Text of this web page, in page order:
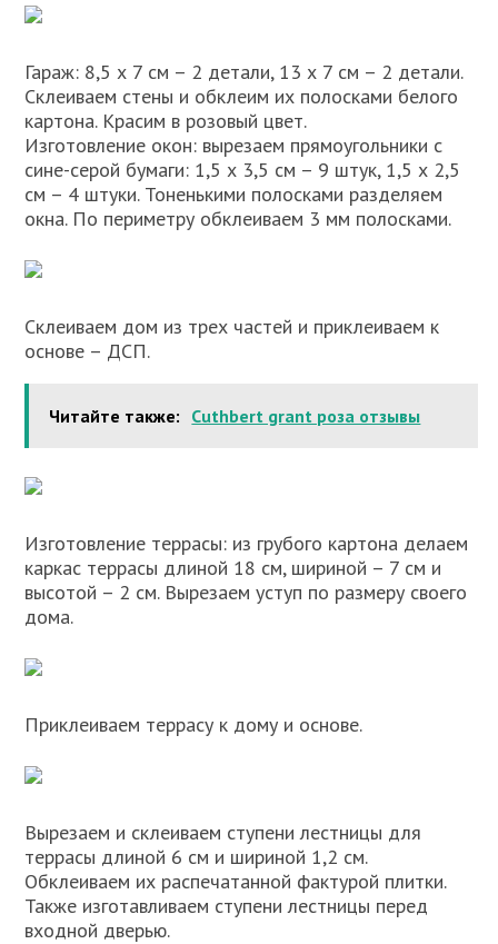
Гараж: 8,5 х 7 см – 2 детали, 13 х 7 см – 2 детали.
Склеиваем стены и обклеим их полосками белого
картона. Красим в розовый цвет.
Изготовление окон: вырезаем прямоугольники с
сине-серой бумаги: 1,5 х 3,5 см – 9 штук, 1,5 х 2,5
см – 4 штуки. Тоненькими полосками разделяем
окна. По периметру обклеиваем 3 мм полосками.
Склеиваем дом из трех частей и приклеиваем к
основе – ДСП.
Читайте также: Cuthbert grant роза отзывы
Изготовление террасы: из грубого картона делаем
каркас террасы длиной 18 см, шириной – 7 см и
высотой – 2 см. Вырезаем уступ по размеру своего
дома.
Приклеиваем террасу к дому и основе.
Вырезаем и склеиваем ступени лестницы для
террасы длиной 6 см и шириной 1,2 см.
Обклеиваем их распечатанной фактурой плитки.
Также изготавливаем ступени лестницы перед
входной дверью.